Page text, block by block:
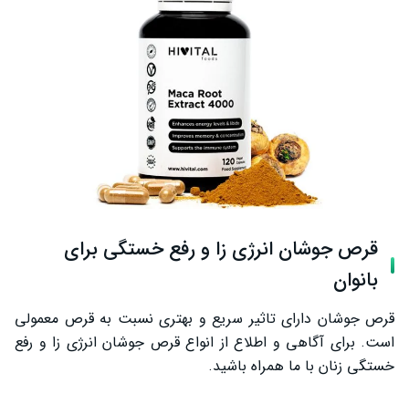
قرص جوشان انرژی زا و رفع خستگی برای
بانوان
قرص جوشان دارای تاثیر سریع و بهتری نسبت به قرص معمولی
است. برای آگاهی و اطلاع از انواع قرص جوشان انرژی زا و رفع
خستگی زنان با ما همراه باشید.